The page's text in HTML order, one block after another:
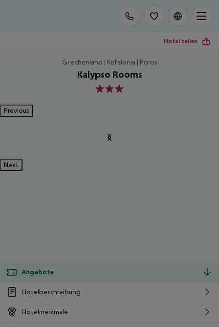
Hotel teilen
Griechenland | Kefalonia | Poros
Kalypso Rooms
3
Previous
Next
Angebote
Hotelbeschreibung
Hotelmerkmale